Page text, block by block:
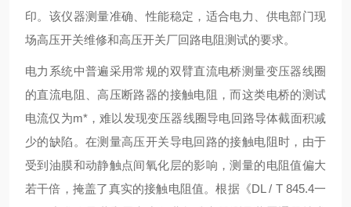
印。该仪器测量准确、性能稳定，适合电力、供电部门现
场高压开关维修和高压开关厂回路电阻测试的要求。
电力系统中普遍采用常规的双臂直流电桥测量变压器线圈
的直流电阻、高压断路器的接触电阻，而这类电桥的测试
电流仅为m*，难以发现变压器线圈导电回路导体截面积减
少的缺陷。在测量高压开关导电回路的接触电阻时，由于
受到油膜和动静触点间氧化层的影响，测量的电阻值偏大
若干倍，掩盖了真实的接触电阻值。根据《DL / T 845.4一